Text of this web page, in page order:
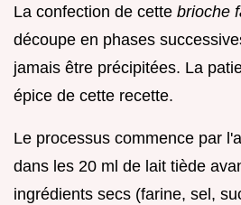
La confection de cette brioche
découpe en phases
jamais être précipitées. La
épice de cette recette.
Le processus commence par
dans les 20 ml de lait tiède
ingrédients secs (farine, sel,